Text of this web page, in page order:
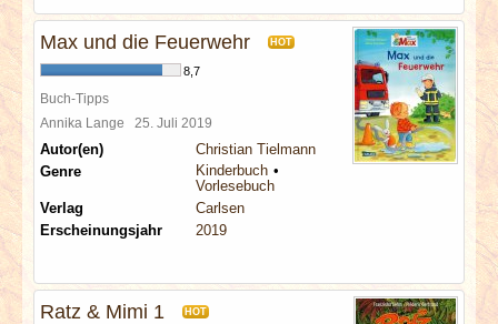
Max und die Feuerwehr HOT
8,7
Buch-Tipps
Annika Lange 25. Juli 2019
Autor(en)
Christian Tielmann
Genre
Kinderbuch
Vorlesebuch
Verlag
Carlsen
Erscheinungsjahr
2019
Ratz & Mimi 1 HOT